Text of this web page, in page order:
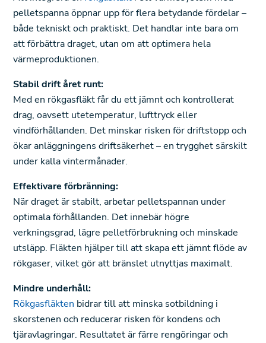
pelletspanna öppnar upp för flera betydande fördelar –
både tekniskt och praktiskt. Det handlar inte bara om
att förbättra draget, utan om att optimera hela
värmeproduktionen.
Stabil drift året runt:
Med en rökgasfläkt får du ett jämnt och kontrollerat
drag, oavsett utetemperatur, lufttryck eller
vindförhållanden. Det minskar risken för driftstopp och
ökar anläggningens driftsäkerhet – en trygghet särskilt
under kalla vintermånader.
Effektivare förbränning:
När draget är stabilt, arbetar pelletspannan under
optimala förhållanden. Det innebär högre
verkningsgrad, lägre pelletförbrukning och minskade
utsläpp. Fläkten hjälper till att skapa ett jämnt flöde av
rökgaser, vilket gör att bränslet utnyttjas maximalt.
Mindre underhåll:
Rökgasfläkten bidrar till att minska sotbildning i
skorstenen och reducerar risken för kondens och
tjäravlagringar. Resultatet är färre rengöringar och